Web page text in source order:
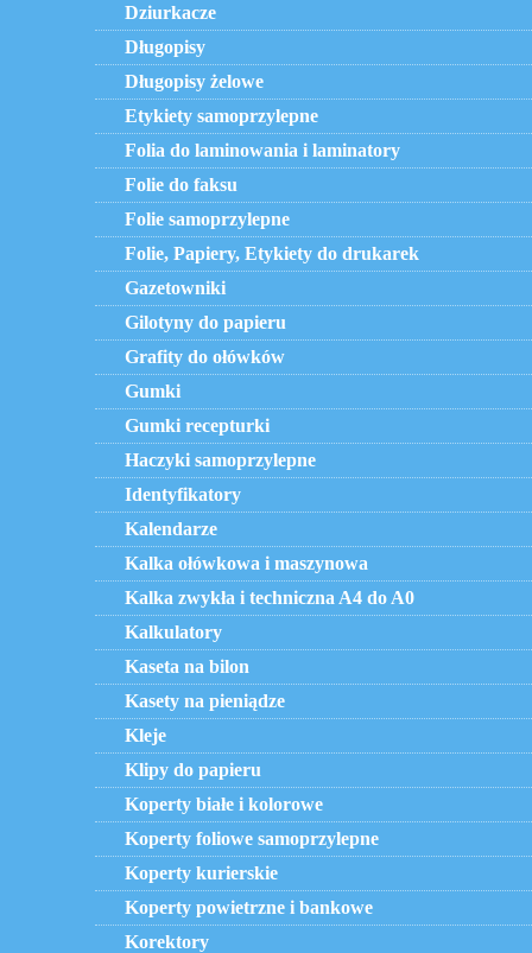
Dziurkacze
Długopisy
Długopisy żelowe
Etykiety samoprzylepne
Folia do laminowania i laminatory
Folie do faksu
Folie samoprzylepne
Folie, Papiery, Etykiety do drukarek
Gazetowniki
Gilotyny do papieru
Grafity do ołówków
Gumki
Gumki recepturki
Haczyki samoprzylepne
Identyfikatory
Kalendarze
Kalka ołówkowa i maszynowa
Kalka zwykła i techniczna A4 do A0
Kalkulatory
Kaseta na bilon
Kasety na pieniądze
Kleje
Klipy do papieru
Koperty białe i kolorowe
Koperty foliowe samoprzylepne
Koperty kurierskie
Koperty powietrzne i bankowe
Korektory